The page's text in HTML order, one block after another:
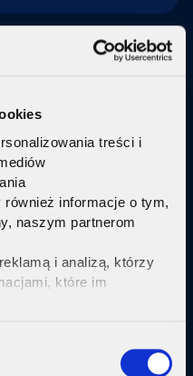
treści i
informacje o tym,
naszym partnerom
i analizą, którzy
które im
telewizją